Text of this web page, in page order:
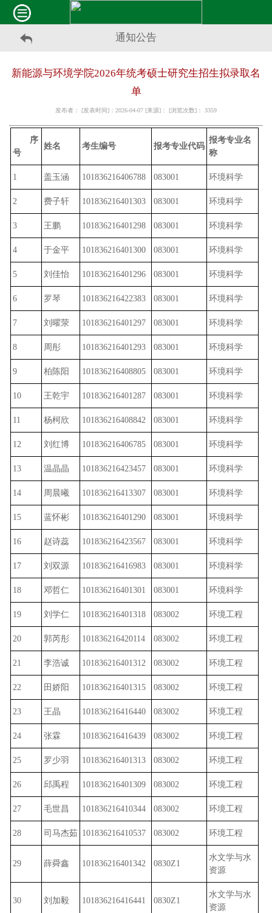
通知公告
新能源与环境学院2026年统考硕士研究生招生拟录取名
单
发布者： [发表时间]：2026-04-07 [来源]： [浏览次数]： 3359
序
号
姓名 考生编号 报考专业代码
报考专业名
称
1 盖玉涵 101836216406788 083001 环境科学
2 费子轩 101836216401303 083001 环境科学
3 王鹏 101836216401298 083001 环境科学
4 于金平 101836216401300 083001 环境科学
5 刘佳怡 101836216401296 083001 环境科学
6 罗琴 101836216422383 083001 环境科学
7 刘曜荥 101836216401297 083001 环境科学
8 周彤 101836216401293 083001 环境科学
9 柏陈阳 101836216408805 083001 环境科学
10 王乾宇 101836216401287 083001 环境科学
11 杨柯欣 101836216408842 083001 环境科学
12 刘红博 101836216406785 083001 环境科学
13 温晶晶 101836216423457 083001 环境科学
14 周晨曦 101836216413307 083001 环境科学
15 蓝怀彬 101836216401290 083001 环境科学
16 赵诗蕊 101836216423567 083001 环境科学
17 刘双源 101836216416983 083001 环境科学
18 邓哲仁 101836216401301 083001 环境科学
19 刘学仁 101836216401318 083002 环境工程
20 郭芮彤 101836216420114 083002 环境工程
21 李浩诚 101836216401312 083002 环境工程
22 田娇阳 101836216401315 083002 环境工程
23 王晶 101836216416440 083002 环境工程
24 张霖 101836216416439 083002 环境工程
25 罗少羽 101836216401313 083002 环境工程
26 邱禹程 101836216401309 083002 环境工程
27 毛世昌 101836216410344 083002 环境工程
28 司马杰茹 101836216410537 083002 环境工程
29 薛舜鑫 101836216401342 0830Z1
水文学与水
资源
30 刘加毅 101836216416441 0830Z1
水文学与水
资源